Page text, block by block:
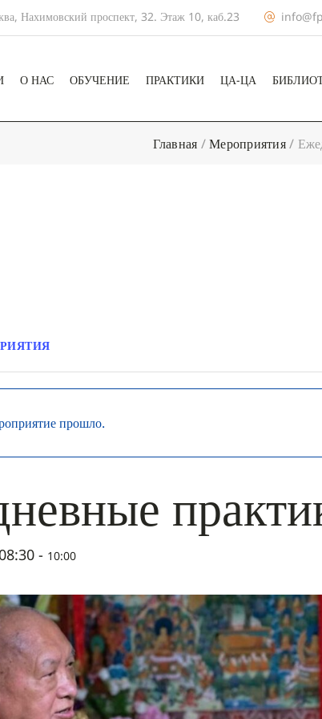
Нахимовский проспект, 32. Этаж 10, каб.23
О НАС ОБУЧЕНИЕ ПРАКТИКИ ЦА-ЦА
Главная /Мероприятия/
прошло.
- 10:00